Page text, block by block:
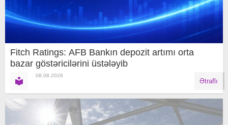
Fitch Ratings: AFB Bankın depozit artımı orta
bazar göstəricilərini üstələyib
08.08.2026
Ətraflı